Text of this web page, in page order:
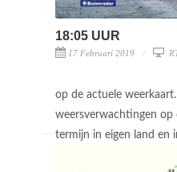
18:05 UUR
17 Februari 2019
op de actuele
weersverwachtingen op
termijn in eigen land en